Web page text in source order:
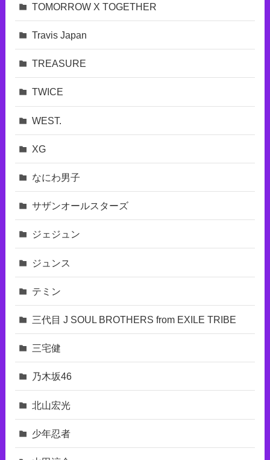
TOMORROW X TOGETHER
Travis Japan
TREASURE
TWICE
WEST.
XG
なにわ男子
サザンオールスターズ
ジェジュン
ジュンス
テミン
三代目 J SOUL BROTHERS from EXILE TRIBE
三宅健
乃木坂46
北山宏光
少年忍者